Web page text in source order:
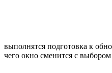
выполнятся подготовка к
чего окно сменится с